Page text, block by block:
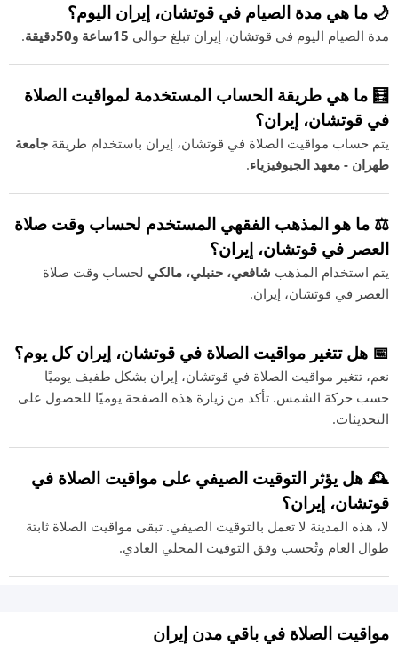
🌙 ما هي مدة الصيام في قوتشان، إيران اليوم؟
مدة الصيام اليوم في قوتشان، إيران تبلغ حوالي 15ساعة و50دقيقة .
🧮 ما هي طريقة الحساب المستخدمة لمواقيت الصلاة
في قوتشان، إيران؟
يتم حساب مواقيت الصلاة في قوتشان، إيران باستخدام طريقة جامعة
طهران - معهد الجيوفيزياء.
⚖️ ما هو المذهب الفقهي المستخدم لحساب وقت صلاة
العصر في قوتشان، إيران؟
يتم استخدام المذهب شافعي، حنبلي، مالكي لحساب وقت صلاة
العصر في قوتشان، إيران.
📅 هل تتغير مواقيت الصلاة في قوتشان، إيران كل يوم؟
نعم، تتغير مواقيت الصلاة في قوتشان، إيران بشكل طفيف يوميًا
حسب حركة الشمس. تأكد من زيارة هذه الصفحة يوميًا للحصول على
التحديثات.
🕰️ هل يؤثر التوقيت الصيفي على مواقيت الصلاة في
قوتشان، إيران؟
لا، هذه المدينة لا تعمل بالتوقيت الصيفي. تبقى مواقيت الصلاة ثابتة
طوال العام وتُحسب وفق التوقيت المحلي العادي.
مواقيت الصلاة في باقي مدن إيران